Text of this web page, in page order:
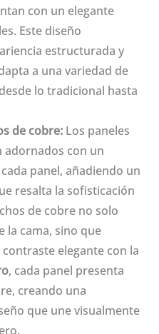
con un elegante
Este diseño
estructurada y
a una variedad de
lo tradicional hasta
de cobre:Los paneles
con un
panel, añadiendo un
resalta la sofisticación
de cobre no solo
la cama, sino que
elegante con la
, cada panel presenta
creando una
que une visualmente